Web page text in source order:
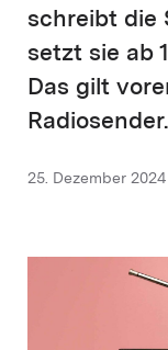
schreibt die
setzt sie ab
Das gilt
Radiosender.
25. Dezember